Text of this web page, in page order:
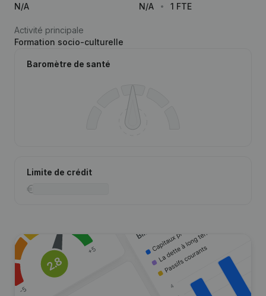
N/A
N/A
1 FTE
Activité principale
Formation socio-culturelle
Baromètre de santé
Limite de crédit